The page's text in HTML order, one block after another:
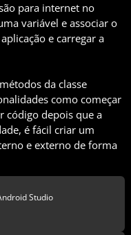
para internet no
variável e associar o
e carregar a
da classe
como começar
código depois que a
é fácil criar um
e externo de forma
Studio